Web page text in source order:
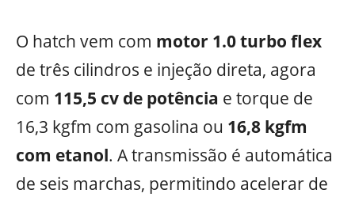
O hatch vem com motor 1.0 turbo flex
de três cilindros e injeção direta, agora
com 115,5 cv de potência e torque de
16,3 kgfm com gasolina ou 16,8 kgfm
com etanol. A transmissão é automática
de seis marchas, permitindo acelerar de